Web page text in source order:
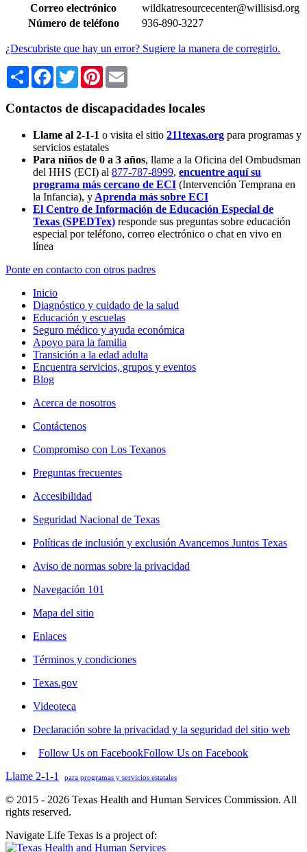
Correo electrónico
wildkatresourcecenter@willisisd.org
Número de teléfono
936-890-3227
¿Descubriste que hay un error? Sugiere la manera de corregirlo.
Share Facebook
TwitterPinterest
Contactos de discapacidades locales
Llame al 2-1-1 o visita el sitio 211texas.org para programas y
servicios estatales
Para niños de 0 a 3 años, llame a la Oficina del Ombudsman
del HHS (ECI) al 877-787-8999, encuentre aquí su
programa más cercano de ECI (Intervención Temprana en
la Infancia), y Aprenda más sobre ECI
El Centro de Información de Educación Especial de
Texas (SPEDTex) responde sus preguntas sobre educación
especial por teléfono, correo electrónico o chat en vivo en
línea
Ponte en contacto con otros padres
Inicio
Diagnóstico y cuidado de la salud
Educación y escuelas
Seguro médico y ayuda económica
Apoyo para la familia
Transición a la edad adulta
Encuentra servicios, grupos y eventos
Blog
Acerca de nosotros
Contáctenos
Compromiso con Los Texanos
Preguntas frecuentes
Accesibilidad
Seguridad Nacional de Texas
Políticas de inclusión y exclusión Avancemos Juntos Texas
Aviso de normas sobre la privacidad
Navegación 101
Mapa del sitio
Enlaces
Términos y condiciones
Texas.gov
Videoteca
Declaración sobre la privacidad y la seguridad del sitio web
Follow Us on FacebookFollow Us on Facebook
Llame 2-1-1
para programas y servicios estatales
© 2015 - 2026 Texas Health and Human Services Commission. All
rights reserved.
Navigate Life Texas is a project of: